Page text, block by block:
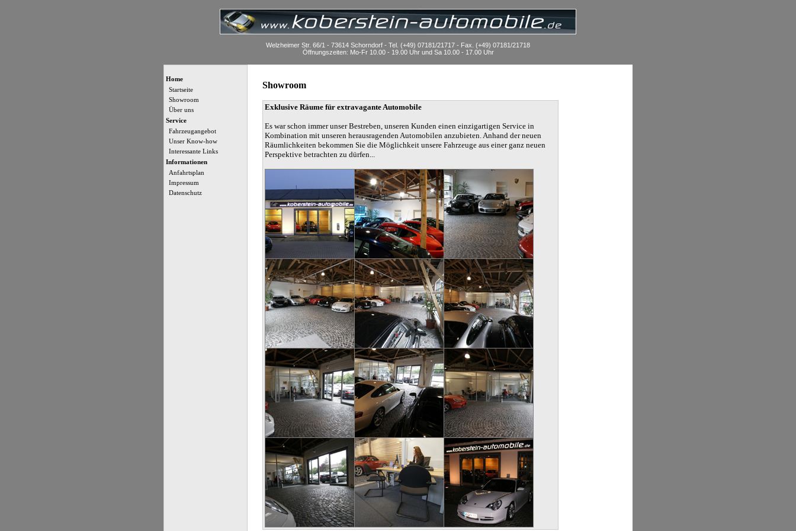
Welzheimer Str. 66/1 - 73614 Schorndorf - Tel. (+49) 07181/21717 - Fax. (+49) 07181/21718
Öffnungszeiten: Mo-Fr 10.00 - 19.00 Uhr und Sa 10.00 - 17.00 Uhr
Home
Startseite
Showroom
Über uns
Service
Fahrzeugangebot
Unser Know-how
Interessante Links
Informationen
Anfahrtsplan
Impressum
Datenschutz
Showroom
Exklusive Räume für extravagante Automobile
Es war schon immer unser Bestreben, unseren Kunden einen einzigartigen Service in
Kombination mit unseren herausragenden Automobilen anzubieten. Anhand der neuen
Räumlichkeiten bekommen Sie die Möglichkeit unsere Fahrzeuge aus einer ganz neuen
Perspektive betrachten zu dürfen...